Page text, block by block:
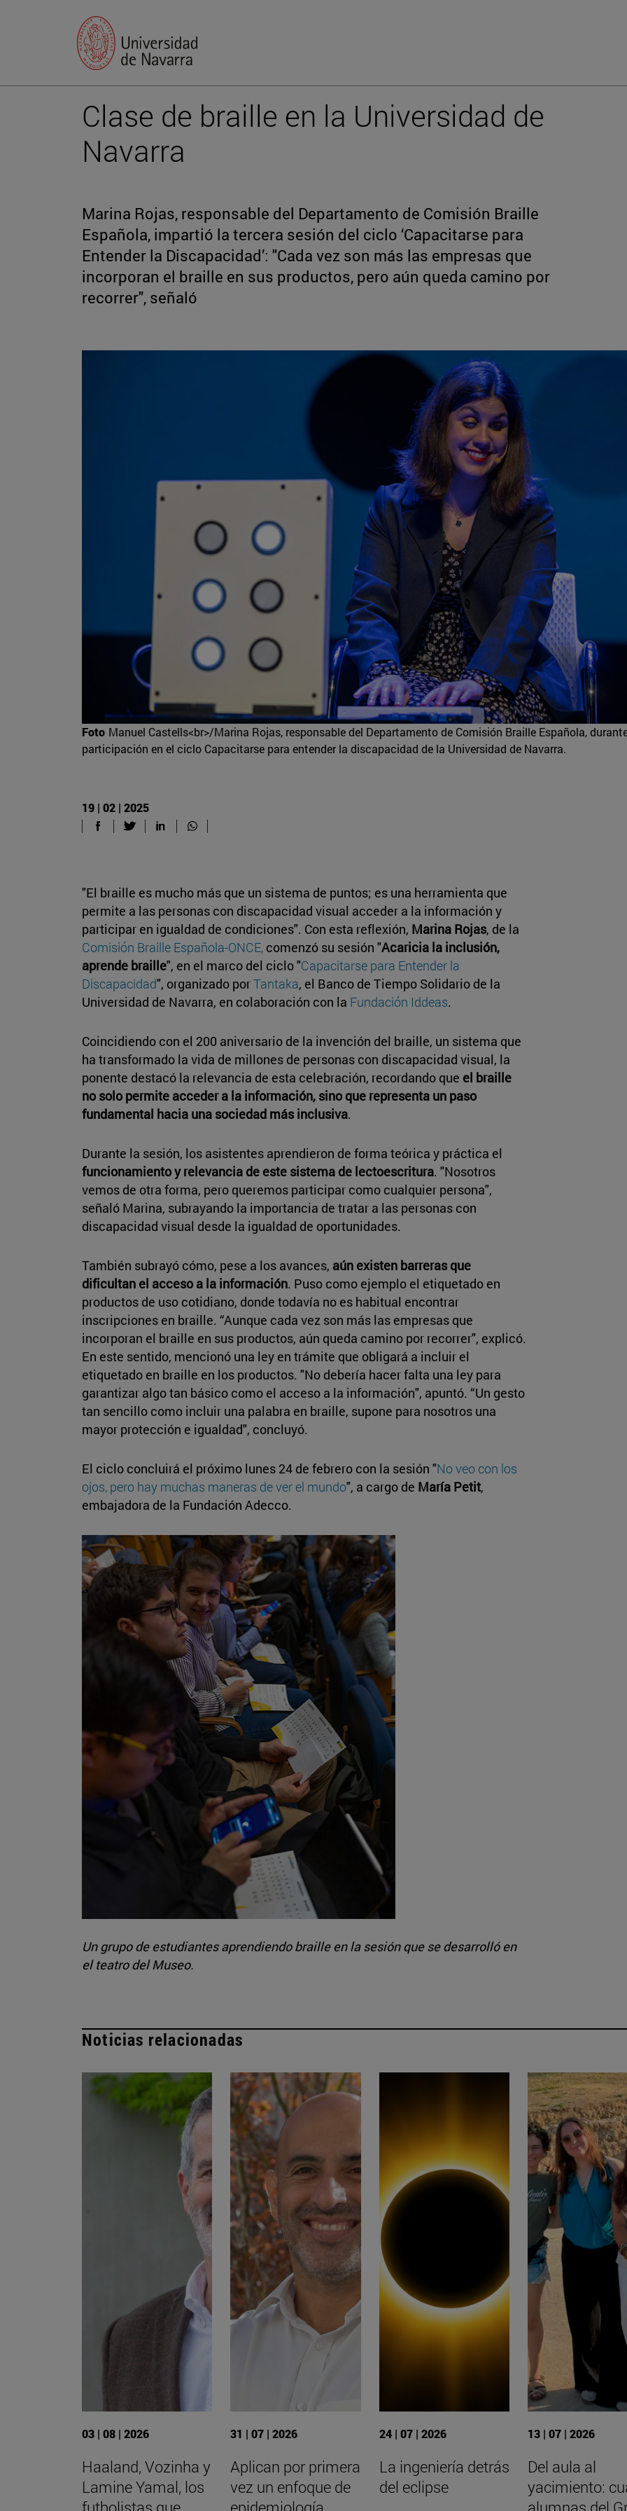
Clase de braille en la Universidad de
Navarra
Marina Rojas, responsable del Departamento de Comisión Braille
Española, impartió la tercera sesión del ciclo ‘Capacitarse para
Entender la Discapacidad’: "Cada vez son más las empresas que
incorporan el braille en sus productos, pero aún queda camino por
recorrer", señaló
Foto Manuel Castells<br>/Marina Rojas, responsable del Departamento de Comisión Braille Española,
participación en el ciclo Capacitarse para entender la discapacidad de la Universidad de Navarra.
19 | 02 | 2025
"El braille es mucho más que un sistema de puntos; es una herramienta que
permite a las personas con discapacidad visual acceder a la información y
participar en igualdad de condiciones". Con esta reflexión, Marina Rojas, de la
Comisión Braille Española-ONCE, comenzó su sesión "Acaricia la inclusión,
aprende braille", en el marco del ciclo "Capacitarse para Entender la
Discapacidad", organizado porTantaka, el Banco de Tiempo Solidario de la
Universidad de Navarra, en colaboración con la Fundación Iddeas.
Coincidiendo con el 200 aniversario de la invención del braille, un sistema que
ha transformado la vida de millones de personas con discapacidad visual, la
ponente destacó la relevancia de esta celebración, recordando que el braille
no solo permite acceder a la información, sino que representa un paso
fundamental hacia una sociedad más inclusiva.
Durante la sesión, los asistentes aprendieron de forma teórica y práctica el
funcionamiento y relevancia de este sistema de lectoescritura. "Nosotros
vemos de otra forma, pero queremos participar como cualquier persona",
señaló Marina, subrayando la importancia de tratar a las personas con
discapacidad visual desde la igualdad de oportunidades.
También subrayó cómo, pese a los avances, aún existen barreras que
dificultan el acceso a la información. Puso como ejemplo el etiquetado en
productos de uso cotidiano, donde todavía no es habitual encontrar
inscripciones en braille. “Aunque cada vez son más las empresas que
incorporan el braille en sus productos, aún queda camino por recorrer", explicó.
En este sentido, mencionó una ley en trámite que obligará a incluir el
etiquetado en braille en los productos. "No debería hacer falta una ley para
garantizar algo tan básico como el acceso a la información", apuntó. “Un gesto
tan sencillo como incluir una palabra en braille, supone para nosotros una
mayor protección e igualdad", concluyó.
El ciclo concluirá el próximo lunes 24 de febrero con la sesión "No veo con los
ojos, pero hay muchas maneras de ver el mundo", a cargo de María Petit,
embajadora de la Fundación Adecco.
Un grupo de estudiantes aprendiendo braille en la sesión que se desarrolló en
el teatro del Museo.
Noticias relacionadas
03 | 08 | 2026
Haaland, Vozinha y
Lamine Yamal, los
31 | 07 | 2026
Aplican por primera
vez un enfoque de
24 | 07 | 2026
La ingeniería detrás
del eclipse
13 | 07 | 2026
Del aula al
yacimiento: